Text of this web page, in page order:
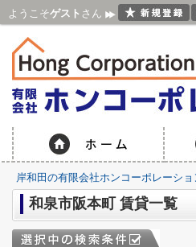
ようこそゲスト さん
岸和田の有限会社ホンコーポレーショ
和泉市阪本町 賃貸一覧